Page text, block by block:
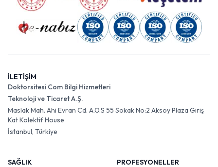
İLETİŞİM
Doktorsitesi Com Bilgi Hizmetleri
Teknoloji ve Ticaret A.Ş.
Maslak Mah. Ahi Evran Cd. A.O.S 55 Sokak No:2 Aksoy Plaza Giriş
Kat Kolektif House
İstanbul, Türkiye
SAĞLIK
PROFESYONELLER